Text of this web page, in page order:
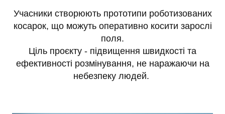
Учасники створюють прототипи роботизованих
косарок, що можуть оперативно косити зарослі
поля.
Ціль проєкту - підвищення швидкості та
ефективності розмінування, не наражаючи на
небезпеку людей.